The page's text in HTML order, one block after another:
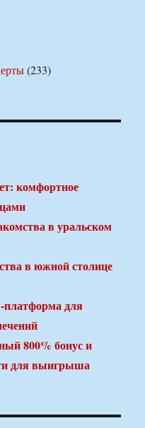
(233)
комфортное
в уральском
в южной столице
для
800% бонус и
для выигрыша